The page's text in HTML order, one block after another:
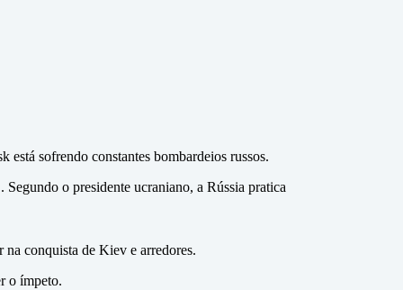
sofrendo constantes bombardeios russos.
o presidente ucraniano, a Rússia pratica
na conquista de Kiev e arredores.
o ímpeto.